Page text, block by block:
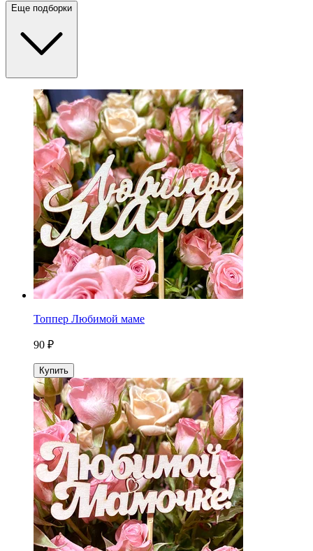
Еще подборки
Топпер Любимой маме
90 ₽
Купить